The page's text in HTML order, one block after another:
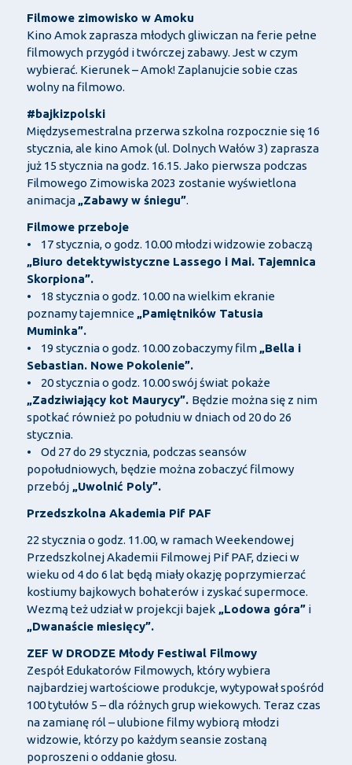
Filmowe zimowisko w Amoku
Kino Amok zaprasza młodych gliwiczan na ferie pełne
filmowych przygód i twórczej zabawy. Jest w czym
wybierać. Kierunek – Amok! Zaplanujcie sobie czas
wolny na filmowo.
#bajkizpolski
Międzysemestralna przerwa szkolna rozpocznie się 16
stycznia, ale kino Amok (ul. Dolnych Wałów 3) zaprasza
już 15 stycznia na godz. 16.15. Jako pierwsza podczas
Filmowego Zimowiska 2023 zostanie wyświetlona
animacja „Zabawy w śniegu”.
Filmowe przeboje
• 17 stycznia, o godz. 10.00 młodzi widzowie zobaczą
„Biuro detektywistyczne Lassego i Mai. Tajemnica
Skorpiona”.
• 18 stycznia o godz. 10.00 na wielkim ekranie
poznamy tajemnice „Pamiętników Tatusia
Muminka”.
• 19 stycznia o godz. 10.00 zobaczymy film „Bella i
Sebastian. Nowe Pokolenie”.
• 20 stycznia o godz. 10.00 swój świat pokaże
„Zadziwiający kot Maurycy”. Będzie można się z nim
spotkać również po południu w dniach od 20 do 26
stycznia.
• Od 27 do 29 stycznia, podczas seansów
popołudniowych, będzie można zobaczyć filmowy
przebój„Uwolnić Poly”.
Przedszkolna Akademia Pif PAF
22 stycznia o godz. 11.00, w ramach Weekendowej
Przedszkolnej Akademii Filmowej Pif PAF, dzieci w
wieku od 4 do 6 lat będą miały okazję poprzymierzać
kostiumy bajkowych bohaterów i zyskać supermoce.
Wezmą też udział w projekcji bajek„Lodowa góra”i
„Dwanaście miesięcy”.
ZEF W DRODZE Młody Festiwal Filmowy
Zespół Edukatorów Filmowych, który wybiera
najbardziej wartościowe produkcje, wytypował spośród
100 tytułów 5 – dla różnych grup wiekowych. Teraz czas
na zamianę ról – ulubione filmy wybiorą młodzi
widzowie, którzy po każdym seansie zostaną
poproszeni o oddanie głosu.